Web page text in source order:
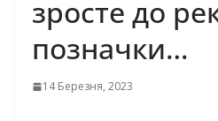
зросте до
позначки…
14 Березня, 2023